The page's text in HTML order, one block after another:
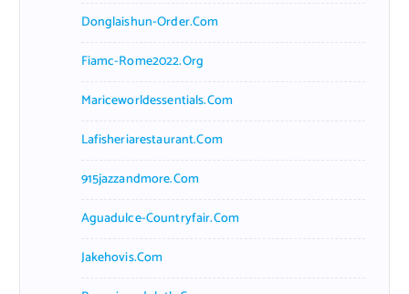
Donglaishun-Order.com
Fiamc-Rome2022.org
Mariceworldessentials.com
Lafisheriarestaurant.com
915jazzandmore.com
Aguadulce-Countryfair.com
Jakehovis.com